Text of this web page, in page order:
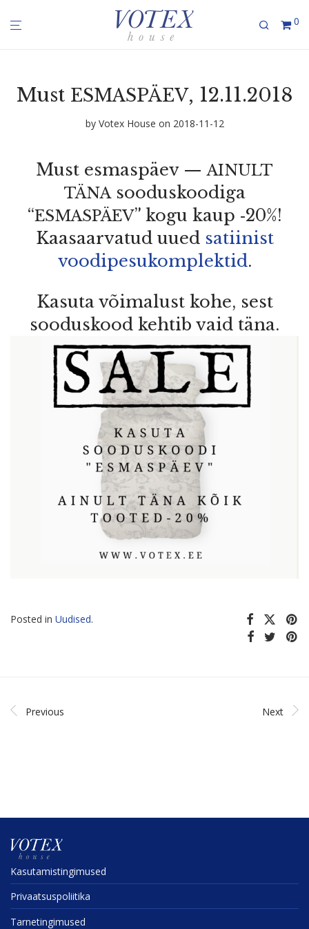
0
Must ESMASPÄEV, 12.11.2018
by Votex House on 2018-11-12
Must esmaspäev —AINULT
TÄNAsoodus­koodiga
“ESMASPÄEV” kogu kaup ‑20%!
Kaasaarvatud uued satiinist
voodi­pe­su­komp­lektid.
Kasuta võimalust kohe, sest
sooduskood kehtib vaid täna.
Posted in Uudised.
Previous Next
Kasuta­mis­tin­gi­mused
Privaat­sus­po­liitika
Tarne­tin­gi­mused